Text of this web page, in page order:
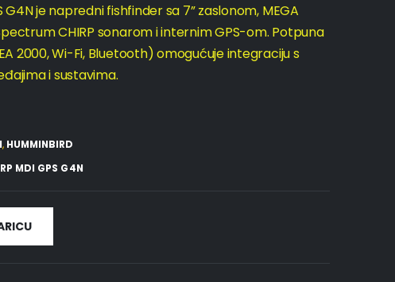
G4N je napredni fishfinder sa 7” zaslonom, MEGA
CHIRP sonarom i internim GPS-om. Potpuna
2000, Wi-Fi, Bluetooth) omogućuje integraciju s
i sustavima.
, HUMMINBIRD
MDI GPS G4N